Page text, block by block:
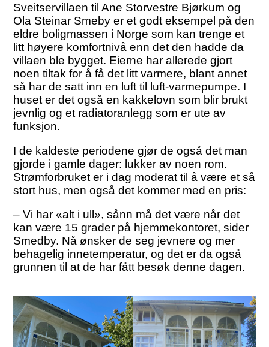
Sveitservillaen til Ane Storvestre Bjørkum og
Ola Steinar Smeby er et godt eksempel på den
eldre boligmassen i Norge som kan trenge et
litt høyere komfortnivå enn det den hadde da
villaen ble bygget. Eierne har allerede gjort
noen tiltak for å få det litt varmere, blant annet
så har de satt inn en luft til luft-varmepumpe. I
huset er det også en kakkelovn som blir brukt
jevnlig og et radiatoranlegg som er ute av
funksjon.
I de kaldeste periodene gjør de også det man
gjorde i gamle dager: lukker av noen rom.
Strømforbruket er i dag moderat til å være et så
stort hus, men også det kommer med en pris:
– Vi har «alt i ull», sånn må det være når det
kan være 15 grader på hjemmekontoret, sider
Smedby. Nå ønsker de seg jevnere og mer
behagelig innetemperatur, og det er da også
grunnen til at de har fått besøk denne dagen.